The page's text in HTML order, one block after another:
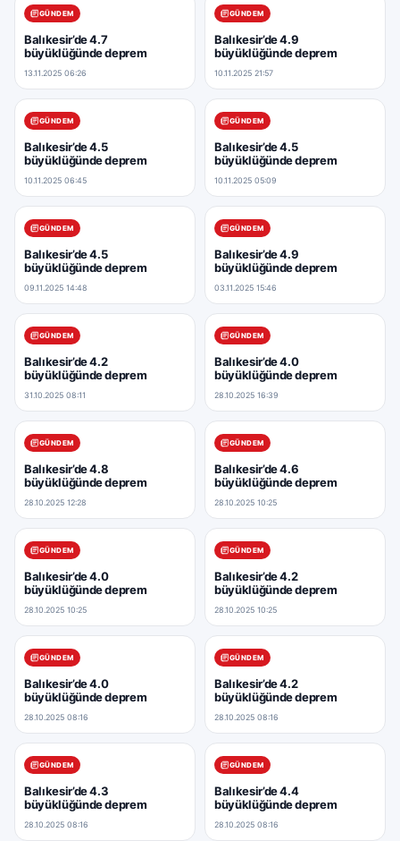
GÜNDEM
Balıkesir’de 4.7
büyüklüğünde deprem
13.11.2025 06:26
GÜNDEM
Balıkesir’de 4.9
büyüklüğünde deprem
10.11.2025 21:57
GÜNDEM
Balıkesir’de 4.5
büyüklüğünde deprem
10.11.2025 06:45
GÜNDEM
Balıkesir’de 4.5
büyüklüğünde deprem
10.11.2025 05:09
GÜNDEM
Balıkesir’de 4.5
büyüklüğünde deprem
09.11.2025 14:48
GÜNDEM
Balıkesir’de 4.9
büyüklüğünde deprem
03.11.2025 15:46
GÜNDEM
Balıkesir’de 4.2
büyüklüğünde deprem
31.10.2025 08:11
GÜNDEM
Balıkesir’de 4.0
büyüklüğünde deprem
28.10.2025 16:39
GÜNDEM
Balıkesir’de 4.8
büyüklüğünde deprem
28.10.2025 12:28
GÜNDEM
Balıkesir’de 4.6
büyüklüğünde deprem
28.10.2025 10:25
GÜNDEM
Balıkesir’de 4.0
büyüklüğünde deprem
28.10.2025 10:25
GÜNDEM
Balıkesir’de 4.2
büyüklüğünde deprem
28.10.2025 10:25
GÜNDEM
Balıkesir’de 4.0
büyüklüğünde deprem
28.10.2025 08:16
GÜNDEM
Balıkesir’de 4.2
büyüklüğünde deprem
28.10.2025 08:16
GÜNDEM
Balıkesir’de 4.3
büyüklüğünde deprem
28.10.2025 08:16
GÜNDEM
Balıkesir’de 4.4
büyüklüğünde deprem
28.10.2025 08:16